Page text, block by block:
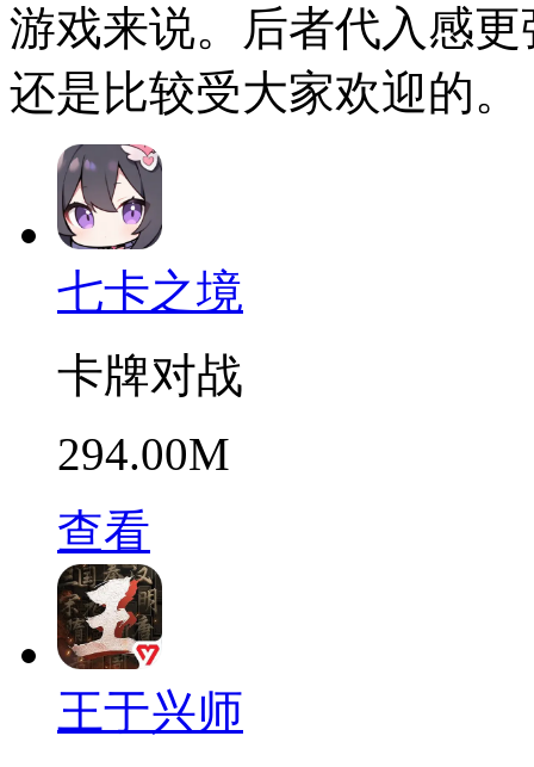
游戏来说。后者代入感
还是比较受大家欢迎的。
七卡之境
卡牌对战
294.00M
查看
王于兴师